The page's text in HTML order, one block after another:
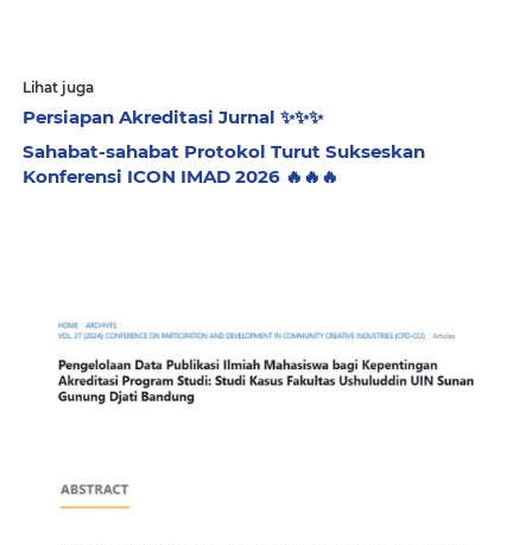
Lihat juga
Persiapan Akreditasi Jurnal ✨️✨️✨️
Sahabat-sahabat Protokol Turut Sukseskan
Konferensi ICON IMAD 2026 🔥🔥🔥